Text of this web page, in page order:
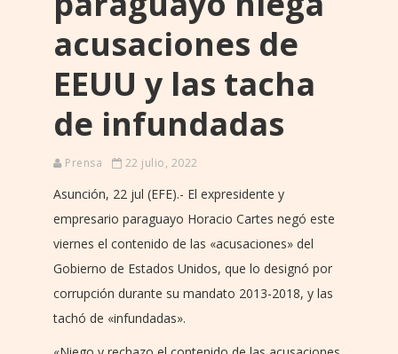
acusaciones de
EEUU y las tacha
de infundadas
Prensa 22 julio, 2022
Asunción, 22 jul (EFE).- El expresidente y
empresario paraguayo Horacio Cartes negó este
viernes el contenido de las «acusaciones» del
Gobierno de Estados Unidos, que lo designó por
corrupción durante su mandato 2013-2018, y las
tachó de «infundadas».